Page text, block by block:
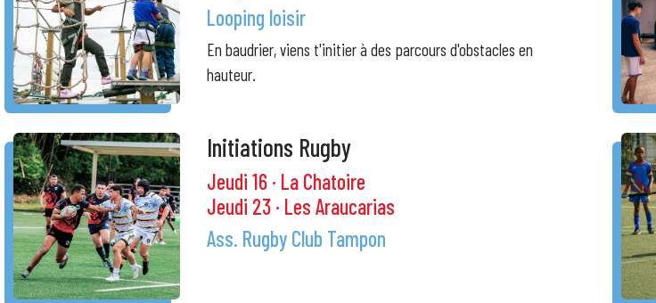
Looping loisir
En baudrier, viens t'initier à des parcours d'obstacles en
hauteur.
Initiations Rugby
Jeudi 16 · La Chatoire
Jeudi 23 · Les Araucarias
Ass. Rugby Club Tampon